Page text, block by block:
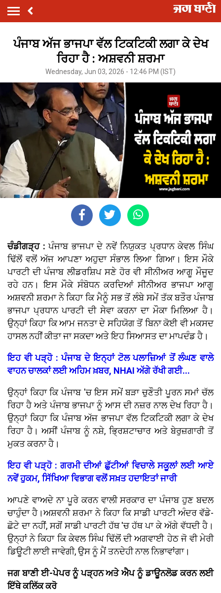
ਪੰਜਾਬ ਅੱਜ ਭਾਜਪਾ ਵੱਲ ਟਿਕਟਿਕੀ ਲਗਾ ਕੇ ਦੇਖ
ਰਿਹਾ ਹੈ : ਅਸ਼ਵਨੀ ਸ਼ਰਮਾ
Wednesday, Jun 03, 2026 - 12:46 PM (IST)
ਚੰਡੀਗੜ੍ਹ :ਪੰਜਾਬ ਭਾਜਪਾ ਦੇ ਨਵੇਂ ਨਿਯੁਕਤ ਪ੍ਰਧਾਨ ਕੇਵਲ ਸਿੰਘ
ਢਿੱਲੋਂ ਵਲੋਂ ਅੱਜ ਆਪਣਾ ਅਹੁਦਾ ਸੰਭਾਲ ਲਿਆ ਗਿਆ। ਇਸ ਮੌਕੇ
ਪਾਰਟੀ ਦੀ ਪੰਜਾਬ ਲੀਡਰਸ਼ਿਪ ਸਣੇ ਹੋਰ ਵੀ ਸੀਨੀਅਰ ਆਗੂ ਮੌਜੂਦ
ਰਹੇ ਹਨ। ਇਸ ਮੌਕੇ ਸੰਬੋਧਨ ਕਰਦਿਆਂ ਸੀਨੀਅਰ ਭਾਜਪਾ ਆਗੂ
ਅਸ਼ਵਨੀ ਸ਼ਰਮਾ ਨੇ ਕਿਹਾ ਕਿ ਮੈਨੂੰ ਸਭ ਤੋਂ ਲੰਬੇ ਸਮੇਂ ਤੱਕ ਬਤੌਰ ਪੰਜਾਬ
ਭਾਜਪਾ ਪ੍ਰਧਾਨ ਪਾਰਟੀ ਦੀ ਸੇਵਾ ਕਰਨਾ ਦਾ ਮੌਕਾ ਮਿਲਿਆ ਹੈ।
ਉਨ੍ਹਾਂ ਕਿਹਾ ਕਿ ਆਮ ਜਨਤਾ ਦੇ ਸਹਿਯੋਗ ਤੋਂ ਬਿਨਾ ਕੋਈ ਵੀ ਮਕਸਦ
ਹਾਸਲ ਨਹੀਂ ਕੀਤਾ ਜਾ ਸਕਦਾ ਅਤੇ ਇਹ ਸਿਆਸਤ ਦਾ ਮਾਪਦੰਡ ਹੈ।
ਇਹ ਵੀ ਪੜ੍ਹੋ : ਪੰਜਾਬ ਦੇ ਇਨ੍ਹਾਂ ਟੋਲ ਪਲਾਜ਼ਿਆਂ ਤੋਂ ਲੰਘਣ ਵਾਲੇ
ਵਾਹਨ ਚਾਲਕਾਂ ਲਈ ਅਹਿਮ ਖ਼ਬਰ, NHAI ਅੱਗੇ ਰੱਖੀ ਗਈ...
ਉਨ੍ਹਾਂ ਕਿਹਾ ਕਿ ਪੰਜਾਬ 'ਚ ਇਸ ਸਮੇਂ ਬੜਾ ਚੁਣੌਤੀ ਪੂਰਨ ਸਮਾਂ ਚੱਲ
ਰਿਹਾ ਹੈ ਅਤੇ ਪੰਜਾਬ ਭਾਜਪਾ ਨੂੰ ਆਸ ਦੀ ਨਜ਼ਰ ਨਾਲ ਦੇਖ ਰਿਹਾ ਹੈ।
ਉਨ੍ਹਾਂ ਕਿਹਾ ਕਿ ਪੰਜਾਬ ਅੱਜ ਭਾਜਪਾ ਵੱਲ ਟਿਕਟਿਕੀ ਲਗਾ ਕੇ ਦੇਖ
ਰਿਹਾ ਹੈ। ਅਸੀਂ ਪੰਜਾਬ ਨੂੰ ਨਸ਼ੇ, ਭ੍ਰਿਸ਼ਟਾਚਾਰ ਅਤੇ ਬੇਰੁਜ਼ਗਾਰੀ ਤੋਂ
ਮੁਕਤ ਕਰਨਾ ਹੈ।
ਇਹ ਵੀ ਪੜ੍ਹੋ : ਗਰਮੀ ਦੀਆਂ ਛੁੱਟੀਆਂ ਵਿਚਾਲੇ ਸਕੂਲਾਂ ਲਈ ਆਏ
ਨਵੇਂ ਹੁਕਮ, ਸਿੱਖਿਆ ਵਿਭਾਗ ਵਲੋਂ ਸਖ਼ਤ ਹਦਾਇਤਾਂ ਜਾਰੀ
ਆਪਣੇ ਵਾਅਦੇ ਨਾ ਪੂਰੇ ਕਰਨ ਵਾਲੀ ਸਰਕਾਰ ਦਾ ਪੰਜਾਬ ਹੁਣ ਬਦਲ
ਚਾਹੁੰਦਾ ਹੈ।ਅਸ਼ਵਨੀ ਸ਼ਰਮਾ ਨੇ ਕਿਹਾ ਕਿ ਸਾਡੀ ਪਾਰਟੀ ਅੰਦਰ ਵੱਡੇ-
ਛੋਟੇ ਦਾ ਨਹੀਂ, ਸਗੋਂ ਸਾਡੀ ਪਾਰਟੀ ਹੱਥ 'ਚ ਹੱਥ ਪਾ ਕੇ ਅੱਗੇ ਵੱਧਦੀ ਹੈ।
ਉਨ੍ਹਾਂ ਨੇ ਕਿਹਾ ਕਿ ਕੇਵਲ ਸਿੰਘ ਢਿੱਲੋਂ ਦੀ ਅਗਵਾਈ ਹੇਠ ਜੋ ਵੀ ਮੇਰੀ
ਡਿਊਟੀ ਲਾਈ ਜਾਵੇਗੀ, ਉਸ ਨੂੰ ਮੈਂ ਤਨਦੇਹੀ ਨਾਲ ਨਿਭਾਵਾਂਗਾ।
ਜਗ ਬਾਣੀ ਈ-ਪੇਪਰ ਨੂੰ ਪੜ੍ਹਨ ਅਤੇ ਐਪ ਨੂੰ ਡਾਊਨਲੋਡ ਕਰਨ ਲਈ
ਇੱਥੇ ਕਲਿੱਕ ਕਰੋ